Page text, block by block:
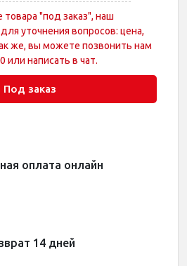
товара "под заказ", наш
уточнения вопросов: цена,
же, вы можете позвонить нам
или написать в чат.
Под заказ
оплата онлайн
14 дней